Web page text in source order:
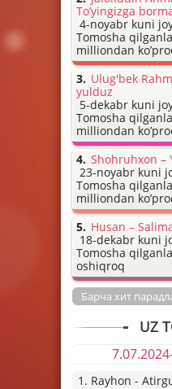
To’yingizga
4-noyabr kuni
Tomosha
milliondan
Ulug'bek
yulduz
5-dekabr kuni
Tomosha
milliondan
Shohruhxon –
23-noyabr kuni
Tomosha
milliondan
Husan –
18-dekabr kuni
Tomosha
oshiqroq
Барча хит
UZ
1. Rayhon -